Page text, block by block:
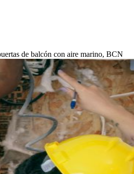
de balcón con aire marino, BCN